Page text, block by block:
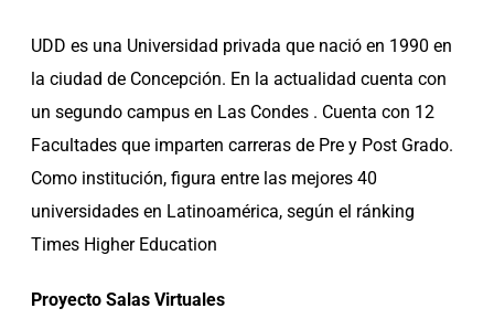
UDD es una Universidad privada que nació en 1990 en
la ciudad de Concepción. En la actualidad cuenta con
un segundo campus en Las Condes . Cuenta con 12
Facultades que imparten carreras de Pre y Post Grado.
Como institución, figura entre las mejores 40
universidades en Latinoamérica, según el ránking
Times Higher Education
Proyecto Salas Virtuales